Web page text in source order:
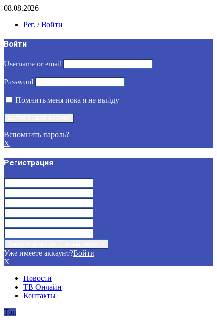
08.08.2026
Рег. / Войти
Войти
Username or email
Password
Помнить меня пока я не выйду
Вспомнить пароль?
X
Регистрация
Уже имеете аккаунт?Войти
X
Новости
ТВ Онлайн
Контакты
Топ